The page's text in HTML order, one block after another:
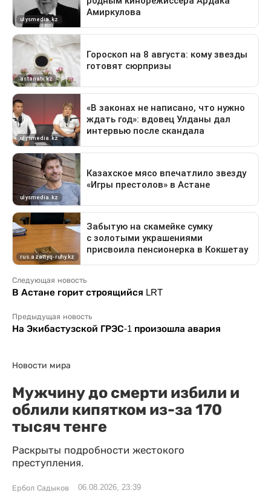
Следующая новость
В Астане горит строящийся LRT
Предыдущая новость
На Экибастузской ГРЭС-1 произошла авария
Новости мира
Мужчину до смерти избили и
облили кипятком из-за 170
тысяч тенге
Раскрыты подробности жестокого
преступления.
Ербол Садыков 06.08.2026, 23:39